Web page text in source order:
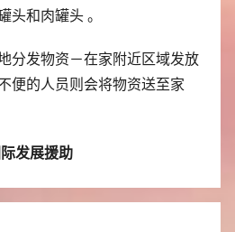
头和肉罐头 。
分发物资－在家附近区域发放
便的人员则会将物资送至家
发展援助